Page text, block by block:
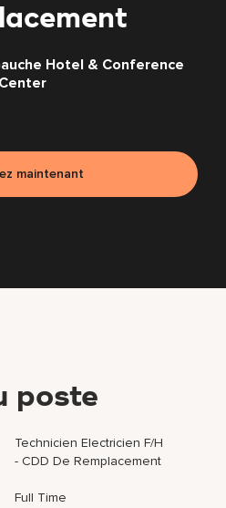
Hotel & Conference
Center
maintenant
poste
Technicien Electricien F/H
- CDD De Remplacement
Full Time